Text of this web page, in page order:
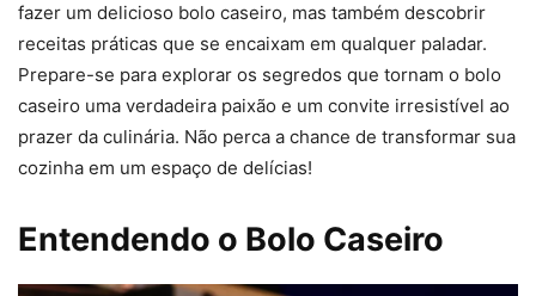
fazer um delicioso bolo caseiro, mas também descobrir
receitas práticas que se encaixam em qualquer paladar.
Prepare-se para explorar os segredos que tornam o bolo
caseiro uma verdadeira paixão e um convite irresistível ao
prazer da culinária. Não perca a chance de transformar sua
cozinha em um espaço de delícias!
Entendendo o Bolo Caseiro